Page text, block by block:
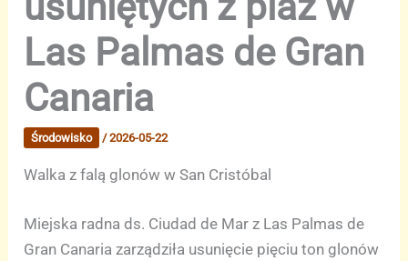
Las Palmas de Gran
Canaria
Środowisko /2026-05-22
Walka z falą glonów w San Cristóbal
Miejska radna ds. Ciudad de Mar z Las Palmas de
Gran Canaria zarządziła usunięcie pięciu ton glonów